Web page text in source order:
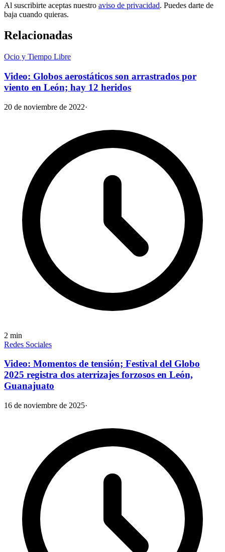
Al suscribirte aceptas nuestro aviso de privacidad. Puedes darte de
baja cuando quieras.
Relacionadas
Ocio y Tiempo Libre
Video: Globos aerostáticos son arrastrados por
viento en León; hay 12 heridos
20 de noviembre de 2022·
2 min
Redes Sociales
Video: Momentos de tensión; Festival del Globo
2025 registra dos aterrizajes forzosos en León,
Guanajuato
16 de noviembre de 2025·